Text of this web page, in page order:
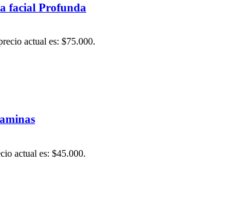
facial Profunda
actual es: $75.000.
actual es: $45.000.